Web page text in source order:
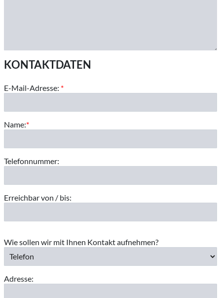
KONTAKTDATEN
E-Mail-Adresse: *
Name:*
Telefonnummer:
Erreichbar von / bis:
Wie sollen wir mit Ihnen Kontakt aufnehmen?
Adresse: